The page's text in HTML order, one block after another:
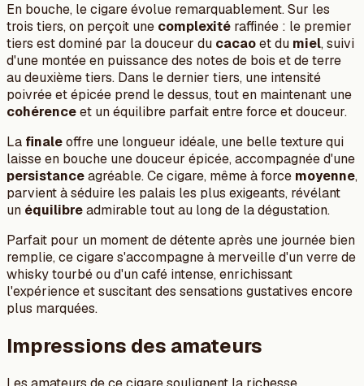
En bouche, le cigare évolue remarquablement. Sur les
trois tiers, on perçoit une complexité raffinée : le premier
tiers est dominé par la douceur du cacaoet du miel, suivi
d'une montée en puissance des notes de bois et de terre
au deuxième tiers. Dans le dernier tiers, une intensité
poivrée et épicée prend le dessus, tout en maintenant une
cohérenceet un équilibre parfait entre force et douceur.
La finaleoffre une longueur idéale, une belle texture qui
laisse en bouche une douceur épicée, accompagnée d'une
persistanceagréable. Ce cigare, même à force moyenne,
parvient à séduire les palais les plus exigeants, révélant
un équilibreadmirable tout au long de la dégustation.
Parfait pour un moment de détente après une journée bien
remplie, ce cigare s'accompagne à merveille d'un verre de
whisky tourbé ou d'un café intense, enrichissant
l'expérience et suscitant des sensations gustatives encore
plus marquées.
Impressions des amateurs